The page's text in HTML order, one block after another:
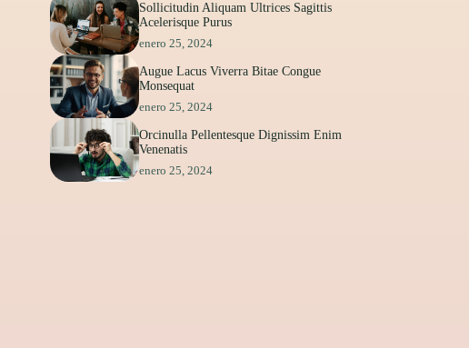
Sollicitudin Aliquam Ultrices Sagittis
Acelerisque Purus
enero 25, 2024
Augue Lacus Viverra Bitae Congue
Monsequat
enero 25, 2024
Orcinulla Pellentesque Dignissim Enim
Venenatis
enero 25, 2024